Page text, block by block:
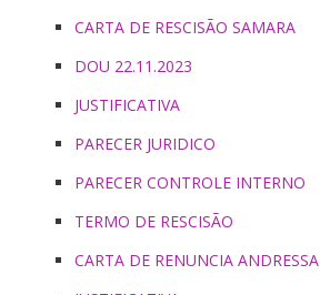
CARTA DE RESCISÃO SAMARA
DOU 22.11.2023
JUSTIFICATIVA
PARECER JURIDICO
PARECER CONTROLE INTERNO
TERMO DE RESCISÃO
CARTA DE RENUNCIA ANDRESSA